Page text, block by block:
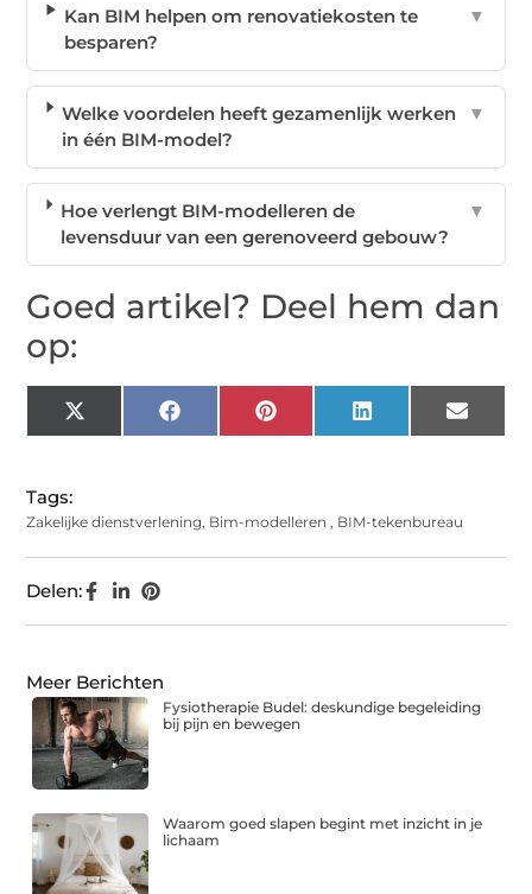
Kan BIM helpen om renovatiekosten te
besparen?
▼
Welke voordelen heeft gezamenlijk werken
in één BIM-model?
▼
Hoe verlengt BIM-modelleren de
levensduur van een gerenoveerd gebouw?
▼
Goed artikel? Deel hem dan
op:
X
(Twitter)
Facebook Pinterest LinkedIn Email
Tags:
Zakelijke dienstverlening, Bim-modelleren , BIM-tekenbureau
Delen:
Meer Berichten
Fysiotherapie Budel: deskundige begeleiding
bij pijn en bewegen
Waarom goed slapen begint met inzicht in je
lichaam